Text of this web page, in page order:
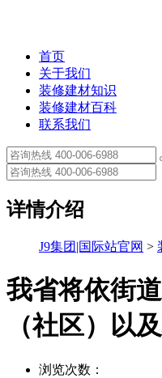
首页
关于我们
装修建材知识
装修建材百科
联系我们
详情介绍
J9集团|国际站官网 >
我省将依街
（社区）以
浏览次数：